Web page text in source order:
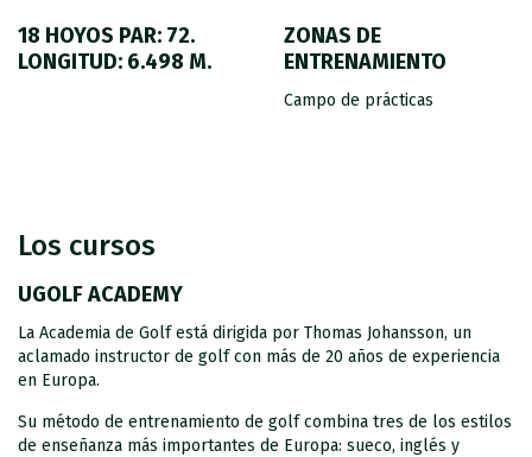
18 HOYOS PAR: 72.
LONGITUD: 6.498 M.
ZONAS DE
ENTRENAMIENTO
Campo de prácticas
Los cursos
UGOLF ACADEMY
La Academia de Golf está dirigida por Thomas Johansson, un
aclamado instructor de golf con más de 20 años de experiencia
en Europa.
Su método de entrenamiento de golf combina tres de los estilos
de enseñanza más importantes de Europa: sueco, inglés y